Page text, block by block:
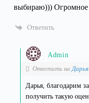
выбираю))) Огромное
Ответить
Admin
Ответить наДарья
Дарья, благодарим
получить такую